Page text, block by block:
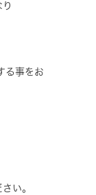
る事をお
い。